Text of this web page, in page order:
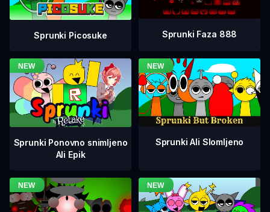
Sprunki Picosuke Sprunki Faza 888
Sprunki Ponovno snimljeno
Ali Epik
Sprunki Ali Slomljeno